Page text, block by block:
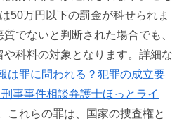
50万円以下の罰金が科せられま
でないと判断された場合でも、
科料の対象となります。詳細な
は罪に問われる？犯罪の成立要
事事件相談弁護士ほっとライ
これらの罪は、国家の捜査権と